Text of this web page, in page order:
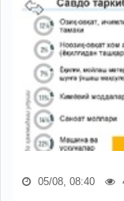
05/08, 08:40